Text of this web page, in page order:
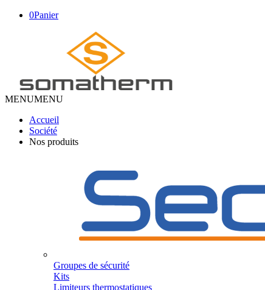
0Panier
MENUMENU
Accueil
Société
Nos produits
Groupes de sécurité
Kits
Limiteurs thermostatiques